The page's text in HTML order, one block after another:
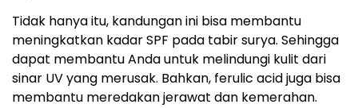
Tidak hanya itu, kandungan ini bisa membantu
meningkatkan kadar SPF pada tabir surya. Sehingga
dapat membantu Anda untuk melindungi kulit dari
sinar UV yang merusak. Bahkan, ferulic acid juga bisa
membantu meredakan jerawat dan kemerahan.